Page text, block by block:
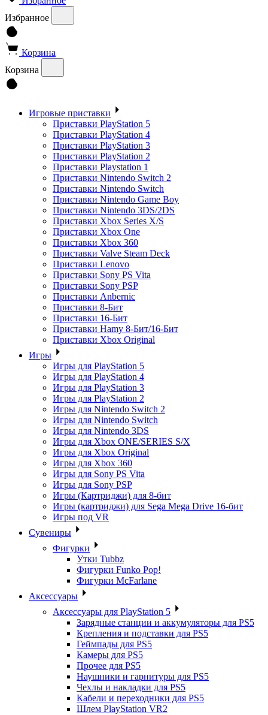
Избранное
Корзина
Корзина
Игровые приставки
Приставки PlayStation 5
Приставки PlayStation 4
Приставки PlayStation 3
Приставки PlayStation 2
Приставки Playstation 1
Приставки Nintendo Switch 2
Приставки Nintendo Switch
Приставки Nintendo Game Boy
Приставки Nintendo 3DS/2DS
Приставки Xbox Series X/S
Приставки Xbox One
Приставки Xbox 360
Приставки Valve Steam Deck
Приставки Lenovo
Приставки Sony PS Vita
Приставки Sony PSP
Приставки Anbernic
Приставки 8-Бит
Приставки 16-Бит
Приставки Hamy 8-Бит/16-Бит
Приставки Xbox Original
Игры
Игры для PlayStation 5
Игры для PlayStation 4
Игры для PlayStation 3
Игры для PlayStation 2
Игры для Nintendo Switch 2
Игры для Nintendo Switch
Игры для Nintendo 3DS
Игры для Xbox ONE/SERIES S/X
Игры для Xbox Original
Игры для Xbox 360
Игры для Sony PS Vita
Игры для Sony PSP
Игры (Картриджи) для 8-бит
Игры (картриджи) для Sega Mega Drive 16-бит
Игры под VR
Сувениры
Фигурки
Утки Tubbz
Фигурки Funko Pop!
Фигурки McFarlane
Аксессуары
Аксессуары для PlayStation 5
Зарядные станции и аккумуляторы для PS5
Крепления и подставки для PS5
Геймпады для PS5
Камеры для PS5
Прочее для PS5
Наушники и гарнитуры для PS5
Чехлы и накладки для PS5
Кабели и переходники для PS5
Шлем PlayStation VR2